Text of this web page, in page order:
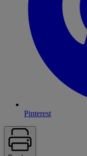
Pinterest